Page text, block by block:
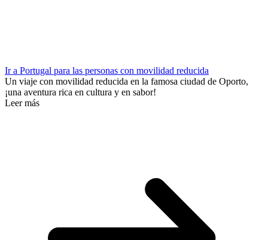
Ir a Portugal para las personas con movilidad reducida
Un viaje con movilidad reducida en la famosa ciudad de Oporto,
¡una aventura rica en cultura y en sabor!
Leer más